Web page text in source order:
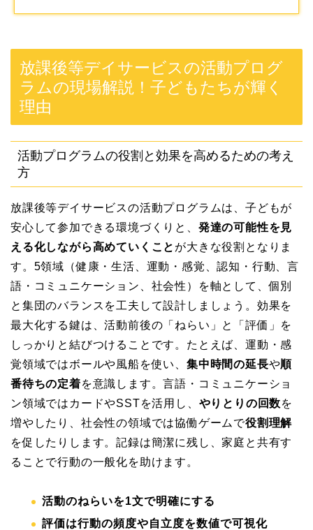
放課後等デイサービスの活動プログ
ラムの現場解説！子どもたちが輝く
理由
活動プログラムの役割と効果を高めるための考え
方
放課後等デイサービスの活動プログラムは、子どもが
安心して参加できる環境づくりと、 発達の可能性を見
える化しながら高めていくこと が大きな役割となりま
す。5領域（健康・生活、運動・感覚、認知・行動、言
語・コミュニケーション、社会性）を軸として、個別
と集団のバランスを工夫して設計しましょう。効果を
最大化する鍵は、活動前後の「ねらい」と「評価」を
しっかりと結びつけることです。たとえば、運動・感
覚領域ではボールや風船を使い、 集中時間の延長や順
番待ちの定着を意識します。言語・コミュニケーショ
ン領域ではカードやSSTを活用し、 やりとりの回数を
増やしたり、社会性の領域では協働ゲームで役割理解
を促したりします。記録は簡潔に残し、家庭と共有す
ることで行動の一般化を助けます。
活動のねらいを1文で明確にする
評価は行動の頻度や自立度を数値で可視化